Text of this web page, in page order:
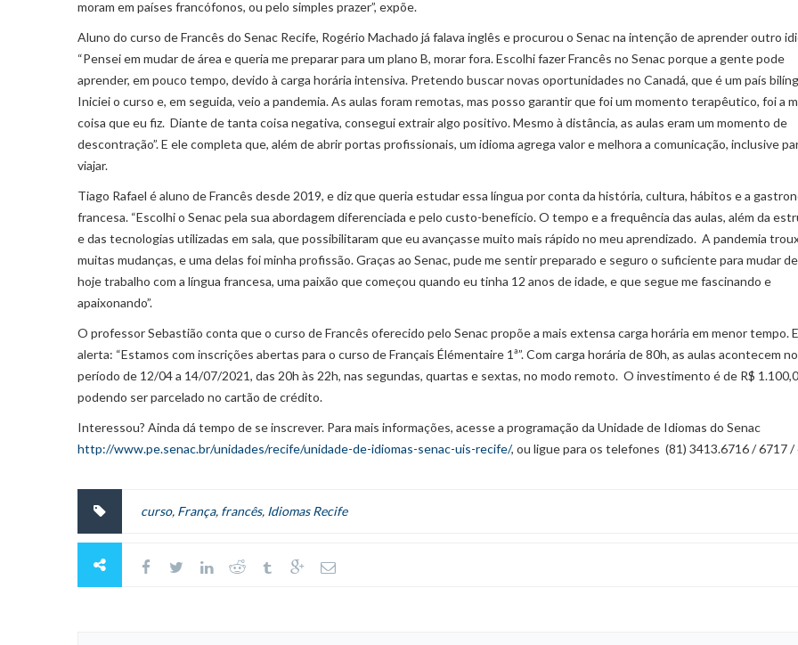
moram em países francófonos, ou pelo simples prazer”, expõe.
Aluno do curso de Francês do Senac Recife, Rogério Machado já falava inglês e procurou o Senac na intenção de aprender outro
“Pensei em mudar de área e queria me preparar para um plano B, morar fora. Escolhi fazer Francês no Senac porque a gente pode
aprender, em pouco tempo, devido à carga horária intensiva. Pretendo buscar novas oportunidades no Canadá, que é um país
Iniciei o curso e, em seguida, veio a pandemia. As aulas foram remotas, mas posso garantir que foi um momento terapêutico, foi a
coisa que eu fiz. Diante de tanta coisa negativa, consegui extrair algo positivo. Mesmo à distância, as aulas eram um momento de
descontração”. E ele completa que, além de abrir portas profissionais, um idioma agrega valor e melhora a comunicação, inclusive
viajar.
Tiago Rafael é aluno de Francês desde 2019, e diz que queria estudar essa língua por conta da história, cultura, hábitos e a
francesa. “Escolhi o Senac pela sua abordagem diferenciada e pelo custo-benefício. O tempo e a frequência das aulas, além da
e das tecnologias utilizadas em sala, que possibilitaram que eu avançasse muito mais rápido no meu aprendizado. A pandemia
muitas mudanças, e uma delas foi minha profissão. Graças ao Senac, pude me sentir preparado e seguro o suficiente para mudar
hoje trabalho com a língua francesa, uma paixão que começou quando eu tinha 12 anos de idade, e que segue me fascinando e
apaixonando”.
O professor Sebastião conta que o curso de Francês oferecido pelo Senac propõe a mais extensa carga horária em menor tempo. E
alerta: “Estamos com inscrições abertas para o curso de Français Élémentaire 1ª”. Com carga horária de 80h, as aulas acontecem no
período de 12/04 a 14/07/2021, das 20h às 22h, nas segundas, quartas e sextas, no modo remoto. O investimento é de R$
podendo ser parcelado no cartão de crédito.
Interessou? Ainda dá tempo de se inscrever. Para mais informações, acesse a programação da Unidade de Idiomas do Senac
http://www.pe.senac.br/unidades/recife/unidade-de-idiomas-senac-uis-recife/, ou ligue para os telefones (81) 3413.6716 / 6717 /
curso, França, francês, Idiomas Recife